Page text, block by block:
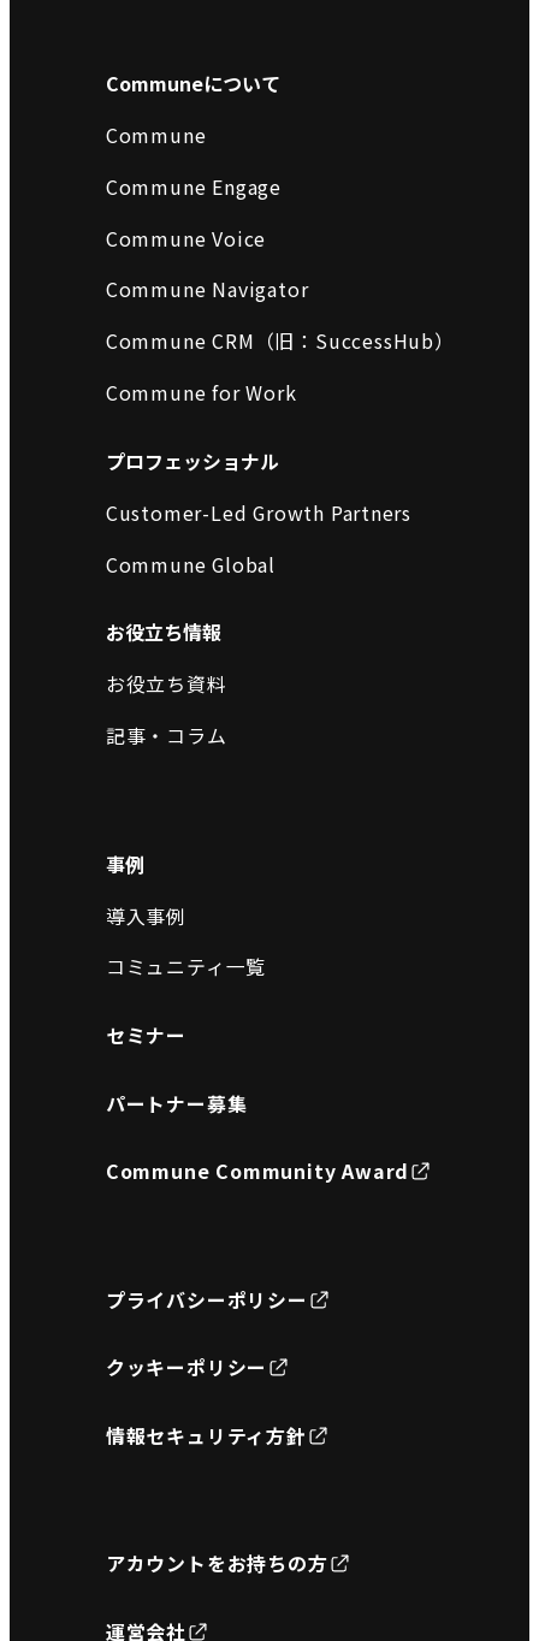
Communeについて
Commune
Commune Engage
Commune Voice
Commune Navigator
Commune CRM（旧：SuccessHub）
Commune for Work
プロフェッショナル
Customer-Led Growth Partners
Commune Global
お役立ち情報
お役立ち資料
記事・コラム
事例
導入事例
コミュニティ一覧
セミナー
パートナー募集
Commune Community Award
プライバシーポリシー
クッキーポリシー
情報セキュリティ方針
アカウントをお持ちの方
運営会社